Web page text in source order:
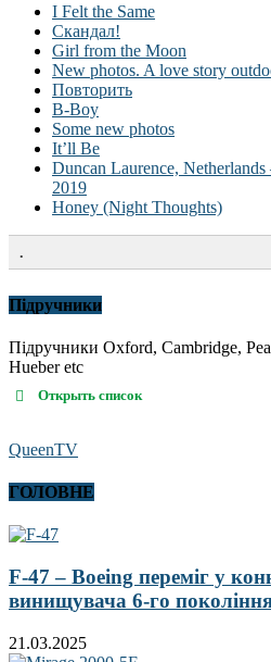
I Felt the Same
Скандал!
Girl from the Moon
New photos. A love story
Повторить
B-Boy
Some new photos
It’ll Be
Duncan Laurence,
2019
Honey (Night Thoughts)
.
Підручники
Підручники Oxford, Cambridge,
Hueber etc
Открыть список
QueenTV
ГОЛОВНЕ
F-47 – Boeing переміг у
винищувача 6-го
21.03.2025